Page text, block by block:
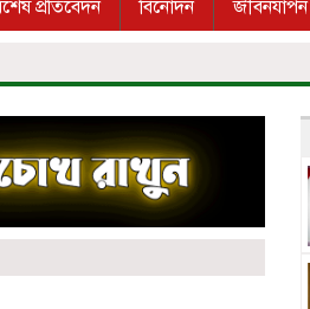
প্রতিবেদন বিনোদন জীবনযাপন